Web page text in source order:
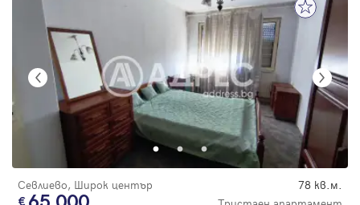
Севлиево, Широк център 78 кв.м.